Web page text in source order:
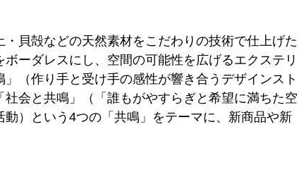
貝殻などの天然素材をこだわりの技術で仕上げた
ーダレスにし、空間の可能性を広げるエクステリ
（作り手と受け手の感性が響き合うデザインスト
会と共鳴」（「誰もがやすらぎと希望に満ちた空
）という4つの「共鳴」をテーマに、新商品や新